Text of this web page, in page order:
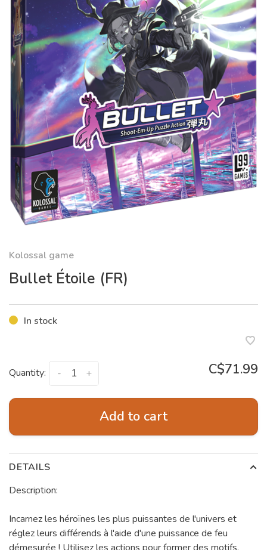
Kolossal game
Bullet Étoile (FR)
In stock
Quantity: +
- C$71.99
Add to cart
DETAILS
Description:
Incarnez les héroïnes les plus puissantes de l'univers et
réglez leurs différends à l'aide d'une puissance de feu